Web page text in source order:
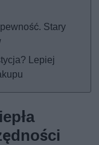
Stary
Lepiej